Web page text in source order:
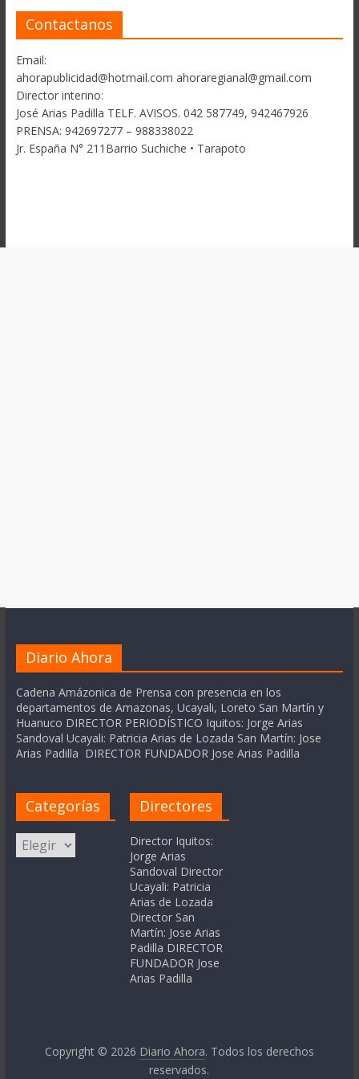
Contactanos
Email:
ahorapublicidad@hotmail.com ahoraregianal@gmail.com
Director interino:
José Arias Padilla TELF. AVISOS. 042 587749, 942467926
PRENSA: 942697277 – 988338022
Jr. España N° 211Barrio Suchiche • Tarapoto
Diario Ahora
Cadena Amázonica de Prensa con presencia en los
departamentos de Amazonas, Ucayali, Loreto San Martín y
Huanuco DIRECTOR PERIODÍSTICO Iquitos: Jorge Arias
Sandoval Ucayali: Patricia Arias de Lozada San Martín: Jose
Arias Padilla DIRECTOR FUNDADOR Jose Arias Padilla
Categorías
Categorías
Directores
Director Iquitos:
Jorge Arias
Sandoval Director
Ucayali: Patricia
Arias de Lozada
Director San
Martín: Jose Arias
Padilla DIRECTOR
FUNDADOR Jose
Arias Padilla
Copyright © 2026 Diario Ahora. Todos los derechos
reservados.